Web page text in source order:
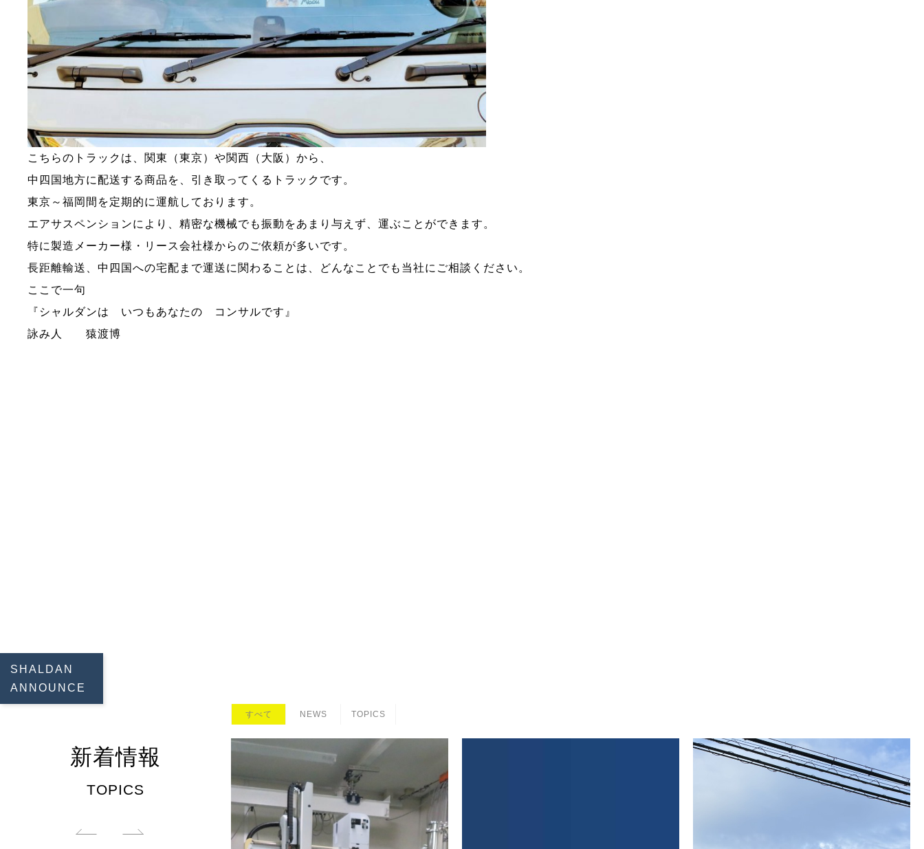
こちらのトラックは、関東（東京）や関西（大阪）から、
中四国地方に配送する商品を、引き取ってくるトラックです。
東京～福岡間を定期的に運航しております。
エアサスペンションにより、精密な機械でも振動をあまり与えず、運ぶことができます。
特に製造メーカー様・リース会社様からのご依頼が多いです。
長距離輸送、中四国への宅配まで運送に関わることは、どんなことでも当社にご相談ください。
ここで一句
『シャルダンは いつもあなたの コンサルです』
詠み人 猿渡博
SHALDAN
ANNOUNCE
新着情報
TOPICS
すべて NEWS TOPICS